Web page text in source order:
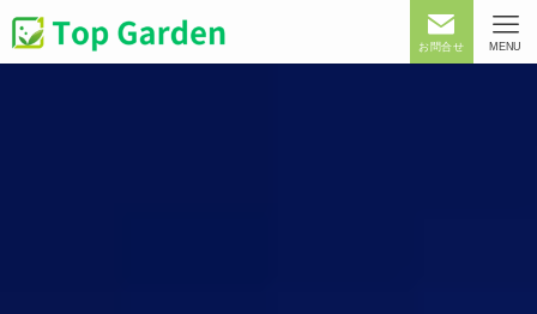
お問合せ MENU